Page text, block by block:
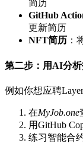
简历
GitHub
更新简历
NFT简历 ：
第二步：用AI分
例如你想应聘
在MyJob.one
用GitHub
练习智能合